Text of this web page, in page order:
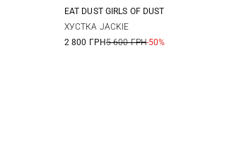
EAT DUST GIRLS OF DUST
ХУСТКА JACKIE
2 800 ГРН5 600 ГРН-50%